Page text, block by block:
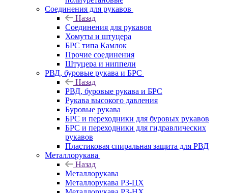
Соединения для рукавов
Назад
Соединения для рукавов
Хомуты и штуцера
БРС типа Камлок
Прочие соединения
Штуцера и ниппели
РВД, буровые рукава и БРС
Назад
РВД, буровые рукава и БРС
Рукава высокого давления
Буровые рукава
БРС и переходники для буровых рукавов
БРС и переходники для гидравлических
рукавов
Пластиковая спиральная защита для РВД
Металлорукава
Назад
Металлорукава
Металлорукава Р3-ЦХ